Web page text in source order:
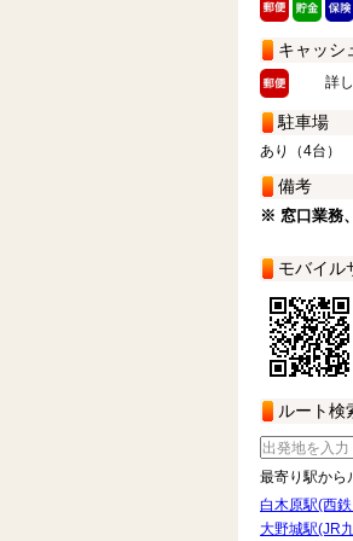
キャッシ
詳し
駐車場
あり（4台）
備考
※ 窓口業務
モバイル
ルート検
最寄り駅から
白木原駅(西
大野城駅(JR